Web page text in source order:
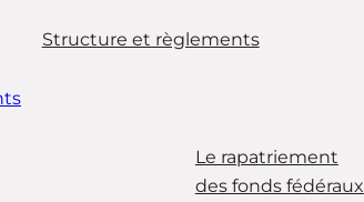
Structure et règlements
Le rapatriement
des fonds fédéraux